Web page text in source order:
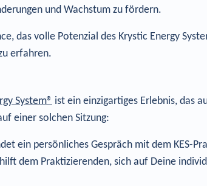
und Wachstum zu fördern.
das volle Potenzial des Krystic Energy
erfahren.
System® ist ein einzigartiges Erlebnis, das
einer solchen Sitzung:
ein persönliches Gespräch mit dem KES-
dem Praktizierenden, sich auf Deine